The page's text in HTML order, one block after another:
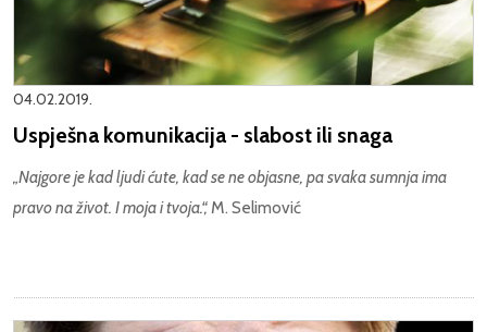
04.02.2019.
Uspješna komunikacija - slabost ili snaga
„Najgore je kad ljudi ćute, kad se ne objasne, pa svaka sumnja ima
pravo na život. I moja i tvoja.“,M. Selimović